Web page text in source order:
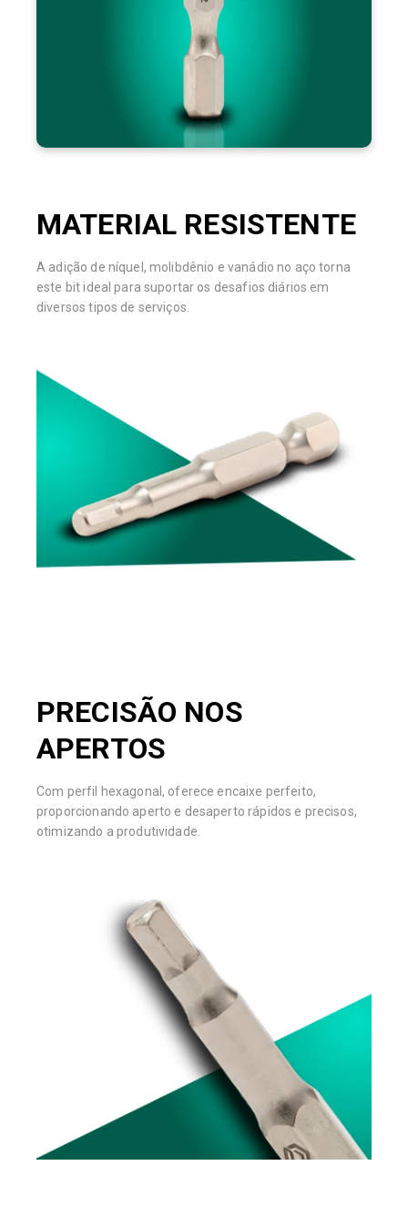
MATERIAL RESISTENTE
A adição de níquel, molibdênio e vanádio no aço torna
este bit ideal para suportar os desafios diários em
diversos tipos de serviços.
PRECISÃO NOS
APERTOS
Com perfil hexagonal, oferece encaixe perfeito,
proporcionando aperto e desaperto rápidos e precisos,
otimizando a produtividade.